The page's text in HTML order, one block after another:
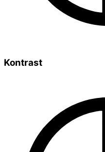
Kontrast